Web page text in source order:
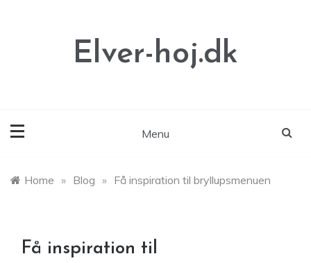
Elver-hoj.dk
Menu
Home » Blog » Få inspiration til bryllupsmenuen
Få inspiration til